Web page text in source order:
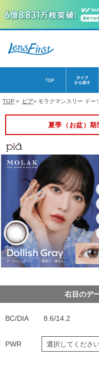
TOP > ピア> モラクマンスリー ドー
夏季（お盆）
右目のデ
BC/DIA 8.6/14.2
PWR